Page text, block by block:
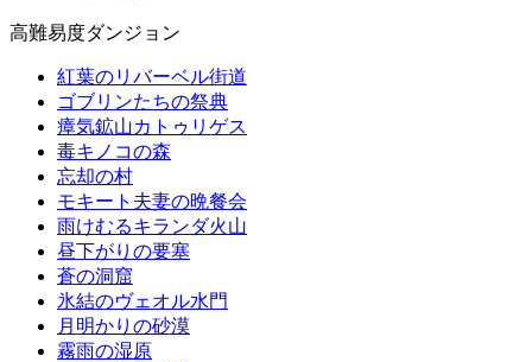
高難易度ダンジョン
紅葉のリバーベル街道
ゴブリンたちの祭典
瘴気鉱山カトゥリゲス
毒キノコの森
忘却の村
モキート夫妻の晩餐会
雨けむるキランダ火山
昼下がりの要塞
蒼の洞窟
氷結のヴェオル水門
月明かりの砂漠
霧雨の湿原